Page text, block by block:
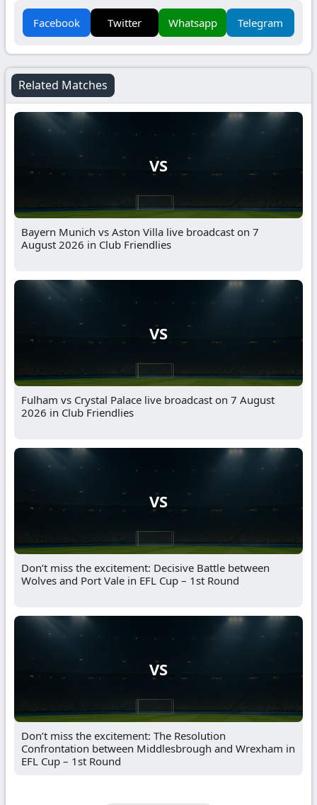
Facebook Twitter Whatsapp Telegram
Related Matches
VS
Bayern Munich vs Aston Villa live broadcast on 7
August 2026 in Club Friendlies
VS
Fulham vs Crystal Palace live broadcast on 7 August
2026 in Club Friendlies
VS
Don’t miss the excitement: Decisive Battle between
Wolves and Port Vale in EFL Cup – 1st Round
VS
Don’t miss the excitement: The Resolution
Confrontation between Middlesbrough and Wrexham in
EFL Cup – 1st Round